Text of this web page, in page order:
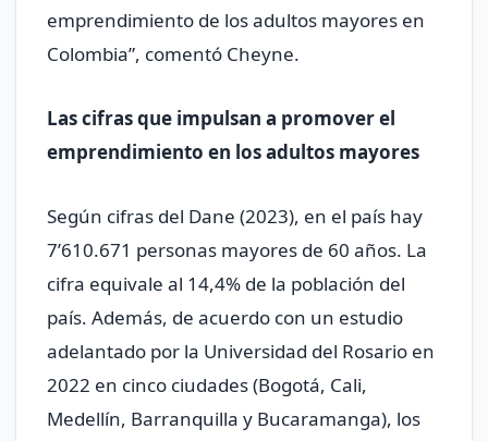
emprendimiento de los adultos mayores en
Colombia”, comentó Cheyne.
Las cifras que impulsan a promover el
emprendimiento en los adultos mayores
Según cifras del Dane (2023), en el país hay
7’610.671 personas mayores de 60 años. La
cifra equivale al 14,4% de la población del
país. Además, de acuerdo con un estudio
adelantado por la Universidad del Rosario en
2022 en cinco ciudades (Bogotá, Cali,
Medellín, Barranquilla y Bucaramanga), los